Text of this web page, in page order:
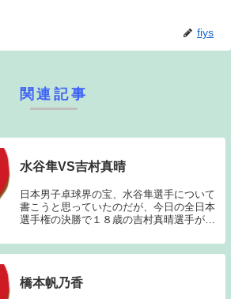
fiys
関連記事
水谷隼VS吉村真晴
日本男子卓球界の宝、水谷隼選手について
書こうと思っていたのだが、今日の全日本
選手権の決勝で１８歳の吉村真晴選手が大
歳で全日本を制覇してから５連覇中で日本
には敵なしの状態だった。中国勢の壁は厚
橋本帆乃香